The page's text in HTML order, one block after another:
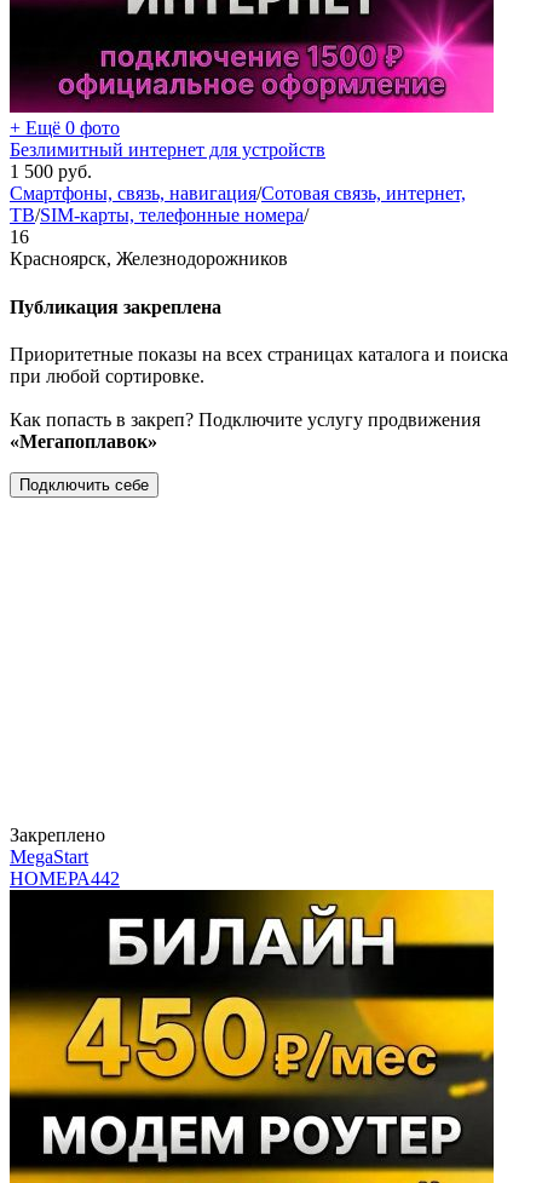
+ Ещё 0 фото
Безлимитный интернет для устройств
1 500 руб.
Смартфоны, связь, навигация/Сотовая связь, интернет,
ТВ/SIM-карты, телефонные номера/
16
Красноярск, Железнодорожников
Публикация закреплена
Приоритетные показы на всех страницах каталога и поиска
при любой сортировке.
Как попасть в закреп? Подключите услугу продвижения
«Мегапоплавок»
Подключить себе
Закреплено
MegaStart
НОМЕРА442